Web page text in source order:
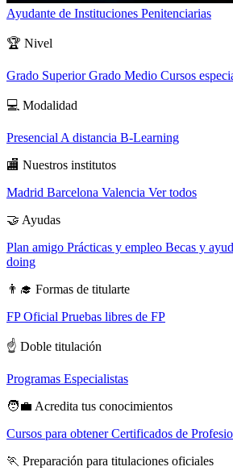
Ayudante de Instituciones Penitenciarias
🏆 Nivel
Grado SuperiorGrado Medio Cursos
💻 Modalidad
Presencial A distancia B-Learning
🏬 Nuestros institutos
Madrid Barcelona Valencia Ver todos
🤝 Ayudas
Plan amigo Prácticas y empleo Becas y
doing
👨‍🎓 Formas de titularte
FP Oficial Pruebas libres de FP
☝️ Doble titulación
Programas Especialistas
🧑‍💼 Acredita tus conocimientos
Cursos para obtener Certificados de
🏃 Preparación para titulaciones oficiales